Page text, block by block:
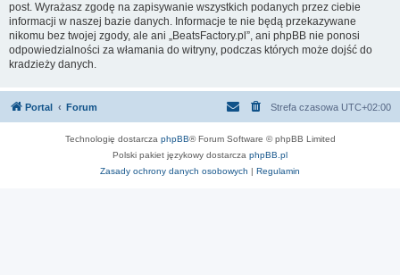
post. Wyrażasz zgodę na zapisywanie wszystkich podanych przez ciebie
informacji w naszej bazie danych. Informacje te nie będą przekazywane
nikomu bez twojej zgody, ale ani „BeatsFactory.pl”, ani phpBB nie ponosi
odpowiedzialności za włamania do witryny, podczas których może dojść do
kradzieży danych.
Portal Forum Strefa czasowa UTC+02:00
Technologię dostarcza phpBB® Forum Software © phpBB Limited
Polski pakiet językowy dostarcza phpBB.pl
Zasady ochrony danych osobowych | Regulamin